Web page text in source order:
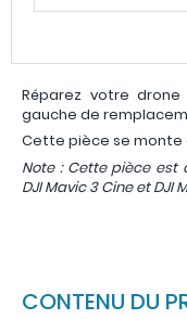
Réparez votre drone
gauche de
Cette pièce se monte
Note : Cette pièce est
DJI Mavic 3 Cine et DJI
CONTENU DU